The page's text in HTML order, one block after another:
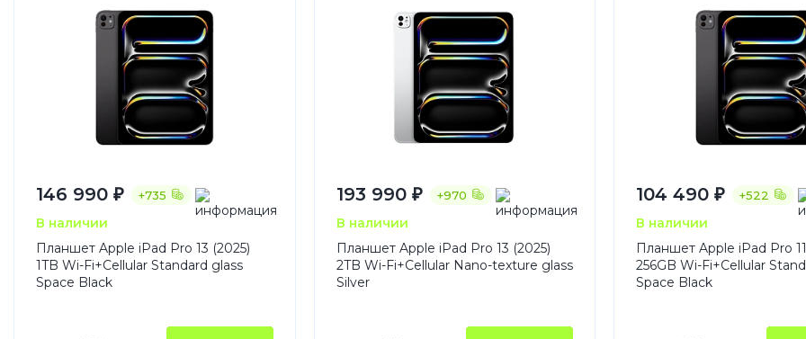
+735
146 990 ₽
В наличии
Планшет Apple iPad Pro 13 (2025)
1TB Wi-Fi+Cellular Standard glass
Space Black
+970
193 990 ₽
В наличии
Планшет Apple iPad Pro 13 (2025)
2TB Wi-Fi+Cellular Nano-texture glass
Silver
+522
104 490 ₽
В наличии
Планшет Apple iPad Pro
256GB Wi-Fi+Cellular
Space Black